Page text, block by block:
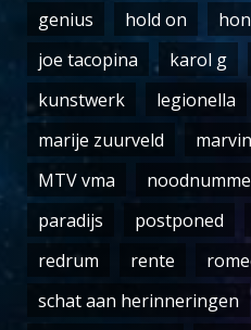
genius
hold on
joe tacopina
karol g
kunstwerk
legionella
marije zuurveld
marvin
MTV vma
paradijs
postponed
redrum
rente
schat aan herinneringen